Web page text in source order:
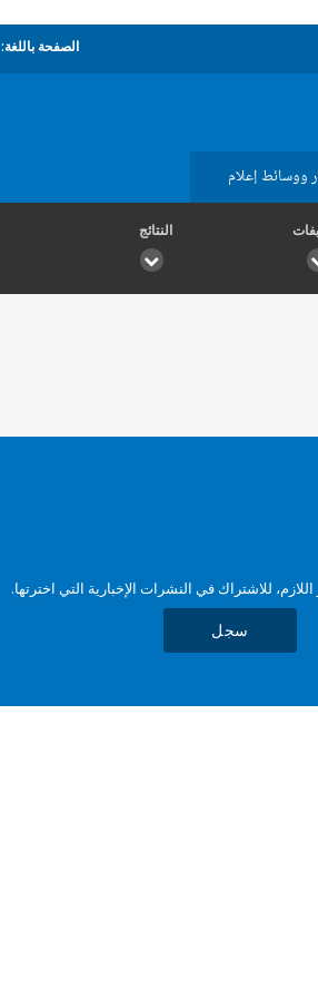
الصفحة باللغة:
ووسائط إعلام
النتائج
للاشتراك في النشرات الإخبارية التي اخترتها.
سجل